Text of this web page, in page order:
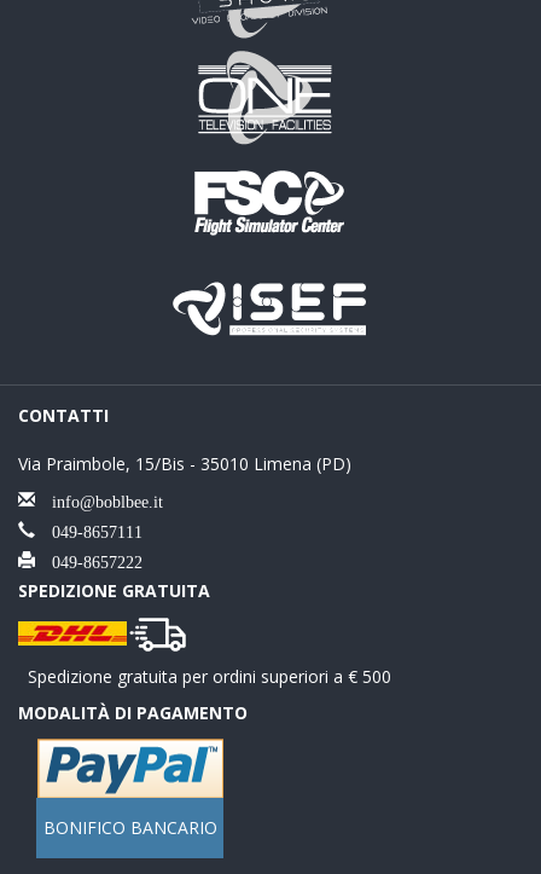
CONTATTI
Via Praimbole, 15/Bis - 35010 Limena (PD)
info@boblbee.it
049-8657111
049-8657222
SPEDIZIONE GRATUITA
Spedizione gratuita per ordini superiori a € 500
MODALITÀ DI PAGAMENTO
BONIFICO BANCARIO